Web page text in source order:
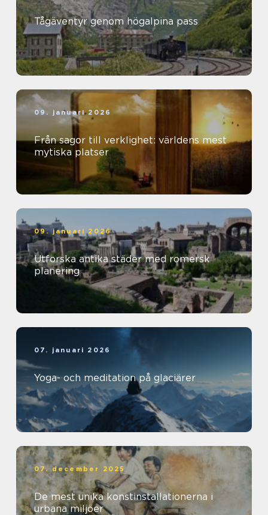
Tågäventyr genom högalpina pass
09. januari 2026
Från sagor till verklighet: världens mest
mytiska platser
09. januari 2026
Utforska antika städer med romersk
planering
07. januari 2026
Yoga- och meditation på glaciärer
07. december 2025
De mest unika konstinstallationerna i
urbana miljöer